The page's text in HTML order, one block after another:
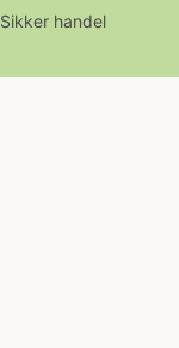
Sikker handel